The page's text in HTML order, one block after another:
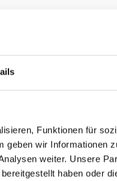
Funktionen für
wir Informationen
weiter. Unsere
haben oder